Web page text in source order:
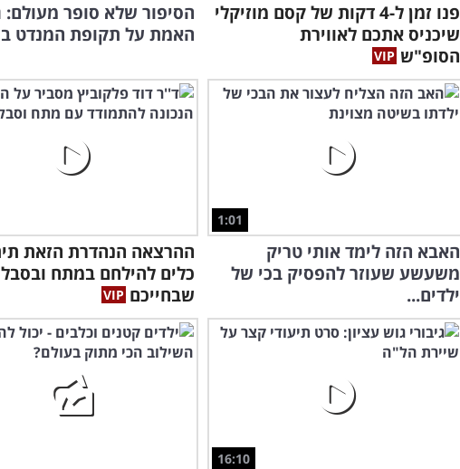
פנו זמן ל-4 דקות של קסם מוזיקלי
שיכניס אתכם לאווירת
הסופ"ש
הסיפור שלא סופר מעולם:
האמת על תקופת המנדט
1:01
האבא הזה לימד אותי טריק
משעשע שעוזר להפסיק בכי של
ילדים...
ההרצאה הנהדרת הזאת
כלים להילחם במתח ובסבל
שבחייכם
16:10